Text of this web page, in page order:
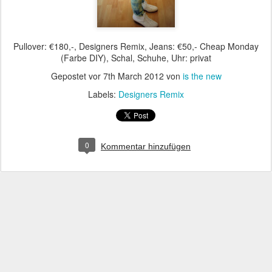
Pullover: €180,-, Designers Remix, Jeans: €50,- Cheap Monday
(Farbe DIY), Schal, Schuhe, Uhr: privat
Gepostet vor 7th March 2012 von is the new
Labels: Designers Remix
0 Kommentar hinzufügen